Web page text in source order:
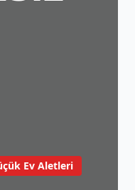
Ev Aletleri